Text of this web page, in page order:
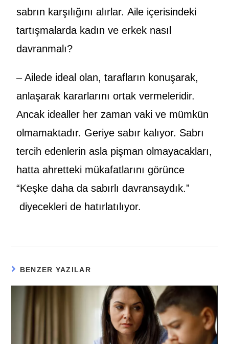
sabrın karşılığını alırlar. Aile içerisindeki
tartışmalarda kadın ve erkek nasıl
davranmalı?
– Ailede ideal olan, tarafların konuşarak,
anlaşarak kararlarını ortak vermeleridir.
Ancak idealler her zaman vaki ve mümkün
olmamaktadır. Geriye sabır kalıyor. Sabrı
tercih edenlerin asla pişman olmayacakları,
hatta ahretteki mükafatlarını görünce
“Keşke daha da sabırlı davransaydık.”
diyecekleri de hatırlatılıyor.
BENZER YAZILAR